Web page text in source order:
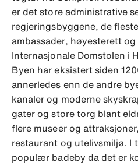
er det store administrative
regjeringsbyggene, de
ambassader, høyesterett
Internasjonale Domstolen i
Byen har eksistert siden
annerledes enn de andre
kanaler og moderne
gater og store torg blant
flere museer og
restaurant og utelivsmiljø. I
populær badeby da det er